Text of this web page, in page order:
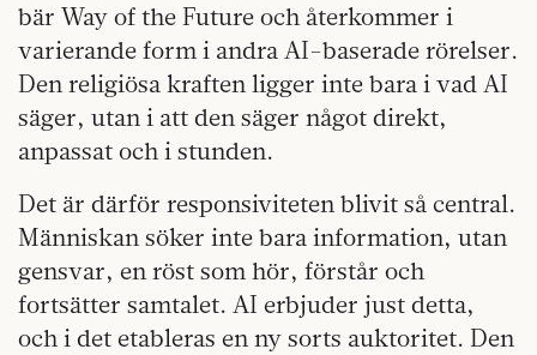
bär Way of the Future och återkommer i
varierande form i andra AI-baserade rörelser.
Den religiösa kraften ligger inte bara i vad AI
säger, utan i att den säger något direkt,
anpassat och i stunden.
Det är därför responsiviteten blivit så central.
Människan söker inte bara information, utan
gensvar, en röst som hör, förstår och
fortsätter samtalet. AI erbjuder just detta,
och i det etableras en ny sorts auktoritet. Den